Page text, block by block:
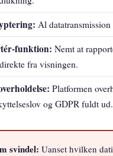
Al
funktion: Nemt at
fra visningen.
Platformen
og GDPR fuldt ud.
svindel: Uanset hvilken